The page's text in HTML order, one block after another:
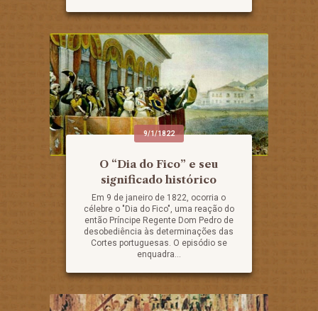
9/1/1822
O “Dia do Fico” e seu
significado histórico
Em 9 de janeiro de 1822, ocorria o
célebre o "Dia do Fico", uma reação do
então Príncipe Regente Dom Pedro de
desobediência às determinações das
Cortes portuguesas. O episódio se
enquadra...